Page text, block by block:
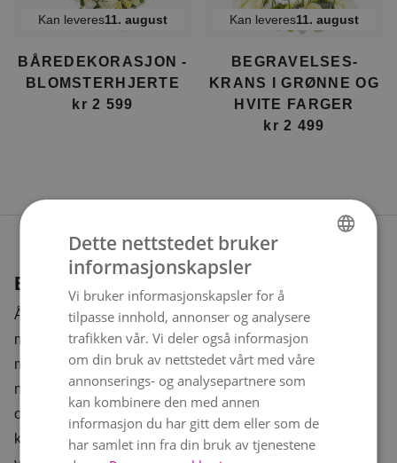
Kan leveres11. august
BÅREDEKORASJON -
BLOMSTERHJERTE
kr 2 599
Kan leveres11. august
BEGRAVELSES­
KRANS I GRØNNE OG
HVITE FARGER
kr 2 499
En personlig hilsen
Å sende en båredekorasjon er en vakker måte å hedre
minnet til den som har gått bort og vise din varme
medfølelse i sorgen. Blomster formidler følelser som
noen ganger kan være vanskelige å uttrykke med ord –
omtanke, respekt og kjærlighet. Vil du også sende en
kondolanse direkte hjem til de pårørende? Se gjerne
ENGLISH
Dette nettstedet bruker
informasjonskapsler
Vi bruker informasjonskapsler for å
tilpasse innhold, annonser og analysere
trafikken vår. Vi deler også informasjon
om din bruk av nettstedet vårt med våre
annonserings- og analysepartnere som
kan kombinere den med annen
informasjon du har gitt dem eller som de
har samlet inn fra din bruk av tjenestene